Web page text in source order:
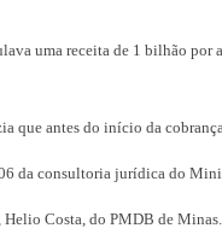
uma receita de 1 bilhão
que antes do início da
da consultoria jurídica do
Costa, do PMDB de Minas.